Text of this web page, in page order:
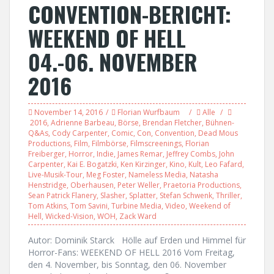
CONVENTION-BERICHT:
WEEKEND OF HELL
04.-06. NOVEMBER
2016
November 14, 2016 Florian Wurfbaum
Alle
2016, Adrienne Barbeau, Börse, Brendan Fletcher, Bühnen-
Q&As, Cody Carpenter, Comic, Con, Convention, Dead Mous
Productions, Film, Filmbörse, Filmscreenings, Florian
Freiberger, Horror, Indie, James Remar, Jeffrey Combs, John
Carpenter, Kai E. Bogatzki, Ken Kirzinger, Kino, Kult, Leo Fafard,
Live-Musik-Tour, Meg Foster, Nameless Media, Natasha
Henstridge, Oberhausen, Peter Weller, Praetoria Productions,
Sean Patrick Flanery, Slasher, Splatter, Stefan Schwenk, Thriller,
Tom Atkins, Tom Savini, Turbine Media, Video, Weekend of
Hell, Wicked-Vision, WOH, Zack Ward
Autor: Dominik Starck Hölle auf Erden und Himmel für
Horror-Fans: WEEKEND OF HELL 2016 Vom Freitag,
den 4. November, bis Sonntag, den 06. November